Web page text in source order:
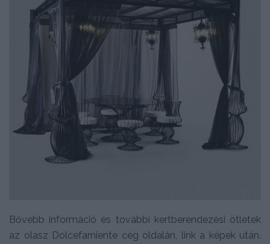
Bővebb információ és további kertberendezési ötletek
az olasz Dolcefarniente cég oldalán, link a képek után.